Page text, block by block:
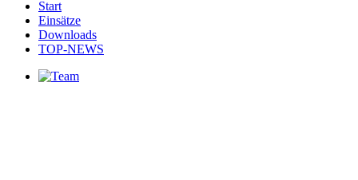
Start
Einsätze
Downloads
TOP-NEWS